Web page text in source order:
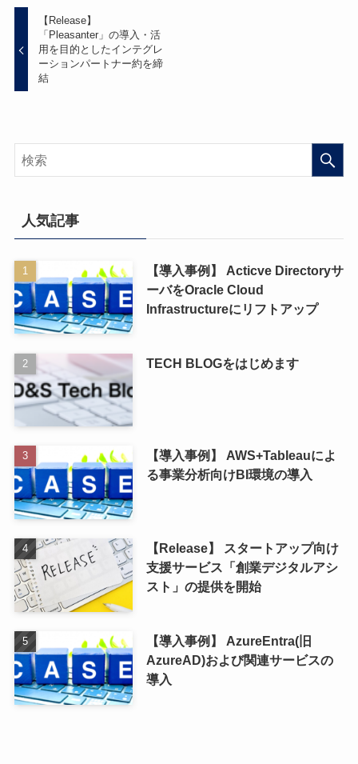
【Release】
「Pleasanter」の導入・活
用を目的としたインテグレ
ーションパートナー約を締
結
人気記事
【導入事例】 Acticve Directoryサ
ーバをOracle Cloud
Infrastructureにリフトアップ
TECH BLOGをはじめます
【導入事例】 AWS+Tableauによ
る事業分析向けBI環境の導入
【Release】 スタートアップ向け
支援サービス「創業デジタルアシ
スト」の提供を開始
【導入事例】 AzureEntra(旧
AzureAD)および関連サービスの
導入